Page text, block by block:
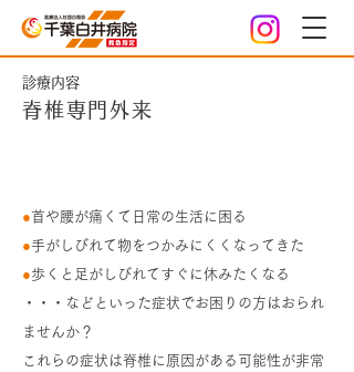
診療内容
脊椎専門外来
●首や腰が痛くて日常の生活に困る
●手がしびれて物をつかみにくくなってきた
●歩くと足がしびれてすぐに休みたくなる
・・・などといった症状でお困りの方はおられ
ませんか？
これらの症状は脊椎に原因がある可能性が非常